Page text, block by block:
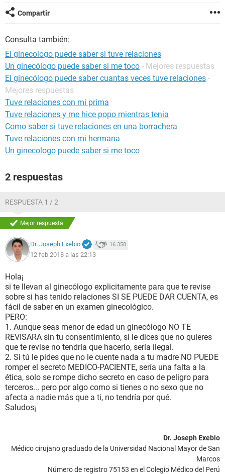
Compartir
Consulta también:
El ginecologo puede saber si tuve relaciones
Un ginecólogo puede saber si me toco - Mejores respuestas
El ginecólogo puede saber cuantas veces tuve relaciones -
Mejores respuestas
Tuve relaciones con mi prima
Tuve relaciones y me hice popo mientras tenia
Como saber si tuve relaciones en una borrachera
Tuve relaciones con mi hermana
Un ginecologo puede saber si me toco
2 respuestas
RESPUESTA 1 / 2
Mejor respuesta
Dr. Joseph Exebio 16.358
12 feb 2018 a las 22:13
Hola¡
si te llevan al ginecólogo explicitamente para que te revise
sobre si has tenido relaciones SI SE PUEDE DAR CUENTA, es
fácil de saber en un examen ginecológico.
PERO:
1. Aunque seas menor de edad un ginecólogo NO TE
REVISARA sin tu consentimiento, si le dices que no quieres
que te revise no tendría que hacerlo, sería ilegal.
2. Si tú le pides que no le cuente nada a tu madre NO PUEDE
romper el secreto MEDICO-PACIENTE, sería una falta a la
ética, solo se rompe dicho secreto en caso de peligro para
terceros... pero por algo como si tienes o no sexo que no
afecta a nadie más que a ti, no tendría por qué.
Saludos¡
Dr. Joseph Exebio
Médico cirujano graduado de la Universidad Nacional Mayor de San
Marcos
Número de registro 75153 en el Colegio Médico del Perú